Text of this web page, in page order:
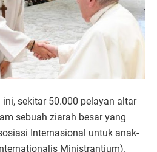
ini, sekitar 50.000 pelayan altar
sebuah ziarah besar yang
Internasional untuk anak-
Ministrantium).